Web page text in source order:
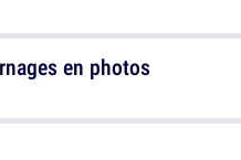
en photos